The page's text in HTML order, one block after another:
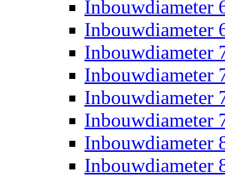
Inbouwdiameter
Inbouwdiameter
Inbouwdiameter
Inbouwdiameter
Inbouwdiameter
Inbouwdiameter
Inbouwdiameter
Inbouwdiameter